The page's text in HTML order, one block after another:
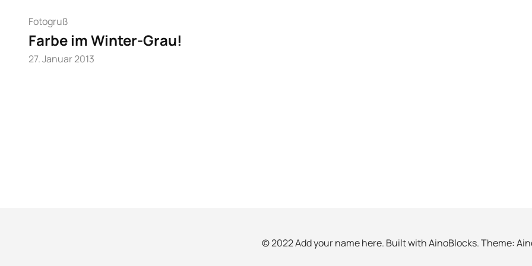
Fotogruß
Farbe im Winter-Grau!
27. Januar 2013
© 2022 Add your name here. Built withAinoBlocks. Theme: